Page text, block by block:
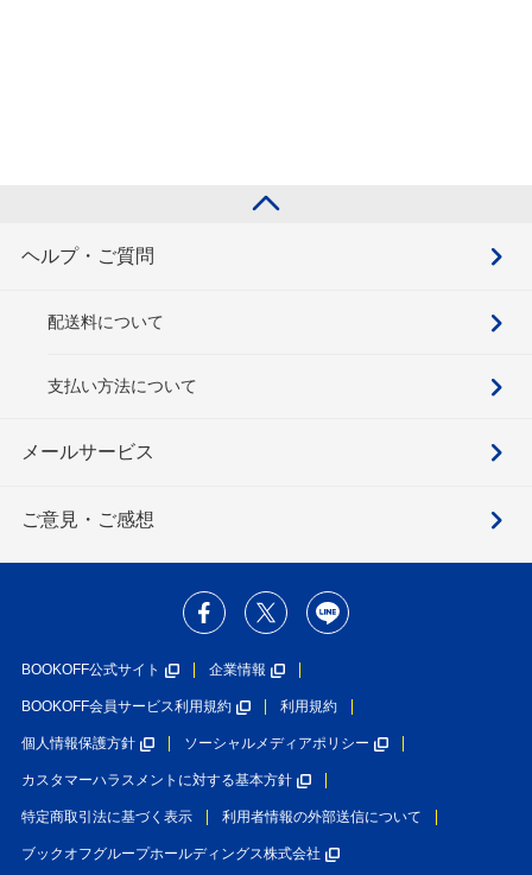
ヘルプ・ご質問
配送料について
支払い方法について
メールサービス
ご意見・ご感想
BOOKOFF公式サイト 企業情報
BOOKOFF会員サービス利用規約 利用規約
個人情報保護方針 ソーシャルメディアポリシー
カスタマーハラスメントに対する基本方針
特定商取引法に基づく表示 利用者情報の外部送信について
ブックオフグループホールディングス株式会社